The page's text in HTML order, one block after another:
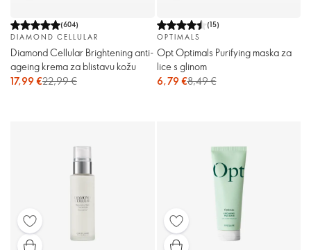
(604)
DIAMOND CELLULAR
Diamond Cellular Brightening anti-
ageing krema za blistavu kožu
17,99 €22,99 €
(15)
OPTIMALS
Opt Optimals Purifying maska ​​za
lice s glinom
6,79 €8,49 €